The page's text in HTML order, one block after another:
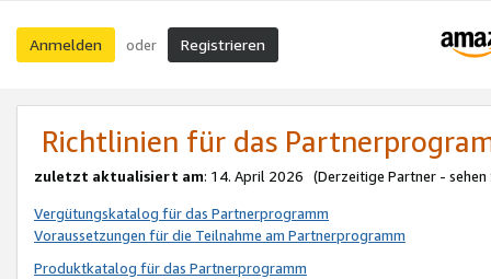
Anmelden oder Registrieren
Richtlinien für das
zuletzt aktualisiert am: 14. April 2026 (Derzeitige Partner - sehen
Vergütungskatalog für das Partnerprogramm
Voraussetzungen für die Teilnahme am Partnerprogramm
Produktkatalog für das Partnerprogramm